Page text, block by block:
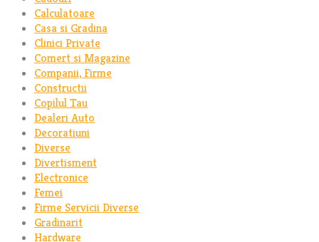
Calculatoare
Casa si Gradina
Clinici Private
Comert si Magazine
Companii, Firme
Constructii
Copilul Tau
Dealeri Auto
Decoratiuni
Diverse
Divertisment
Electronice
Femei
Firme Servicii Diverse
Gradinarit
Hardware